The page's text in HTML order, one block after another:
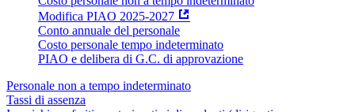
Modifica PIAO 2025-2027
Conto annuale del personale
Costo personale tempo indeterminato
PIAO e delibera di G.C. di approvazione
Personale non a tempo indeterminato
Tassi di assenza